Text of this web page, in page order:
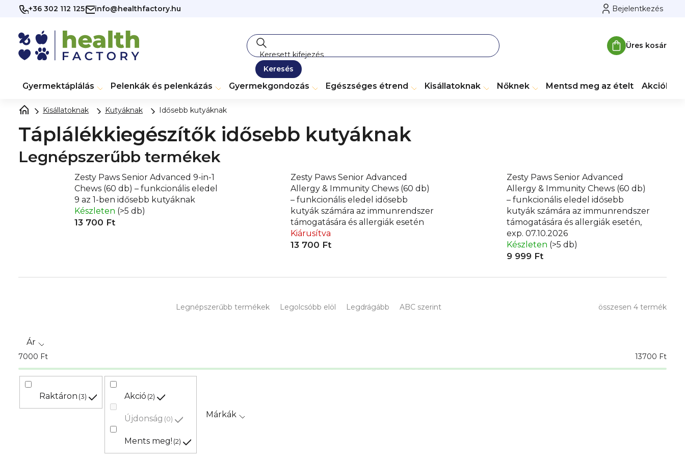
Ugrás
tartalomhoz
+36 302 112 125 info@healthfactory.hu Bejelentkezés
Keresés
Kosár
Üres kosár
Gyermektáplálás Pelenkák és pelenkázás Gyermekgondozás Egészséges étrend Kisállatoknak Nőknek Mentsd meg az ételt Akciók
Kisállatoknak Kutyáknak Idősebb kutyáknak
Táplálékkiegészítők idősebb kutyáknak
Legnépszerűbb termékek
Zesty Paws Senior Advanced 9-in-1
Chews (60 db) – funkcionális eledel
9 az 1-ben idősebb kutyáknak
Készleten (>5 db)
13 700 Ft
Zesty Paws Senior Advanced
Allergy & Immunity Chews (60 db)
– funkcionális eledel idősebb
kutyák számára az immunrendszer
támogatására és allergiák esetén
Kiárusítva
13 700 Ft
Zesty Paws Senior Advanced
Allergy & Immunity Chews (60 db)
– funkcionális eledel idősebb
kutyák számára az immunrendszer
támogatására és allergiák esetén,
exp. 07.10.2026
Készleten (>5 db)
9 999 Ft
T
é
e
k
Legnépszerűbb termékek Legolcsóbb elöl Legdrágább ABC szerint összesen 4 termék
Ár
7000 Ft 13700 Ft
Raktáron 3 Akció 2
Újdonság 0
Ments meg! 2
Márkák